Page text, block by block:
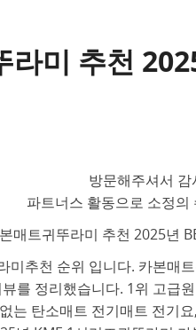
라미 추천
방문해주셔서 감
파트너스 활동으로 소정의
매트귀뚜라미 추천 2025년
미추천 순위 입니다. 카본매
를 정리했습니다. 1위 고급
는 탄소매트 전기매트 전기